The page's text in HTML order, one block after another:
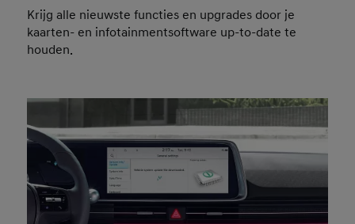
Krijg alle nieuwste functies en upgrades door je
kaarten- en infotainmentsoftware up-to-date te
houden.